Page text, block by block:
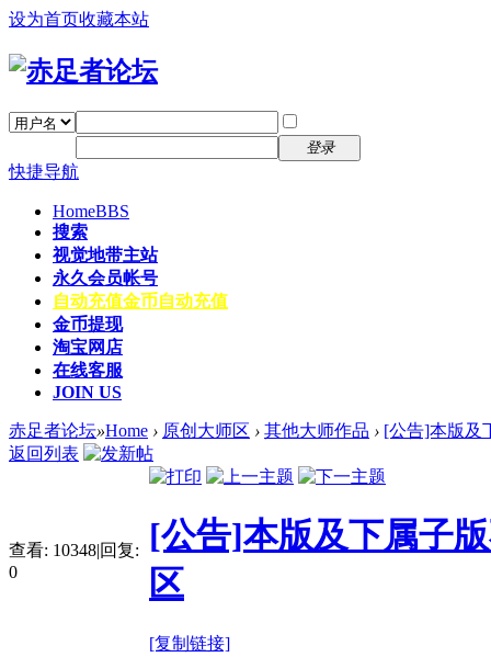
设为首页收藏本站
登录
快捷导航
HomeBBS
搜索
视觉地带主站
永久会员帐号
自动充值金币自动充值
金币提现
淘宝网店
在线客服
JOIN US
赤足者论坛»Home › 原创大师区 › 其他大师作品 › [公告]本版及
返回列表
查看: 10348|回复:
0
[公告]本版及下属子
区
[复制链接]